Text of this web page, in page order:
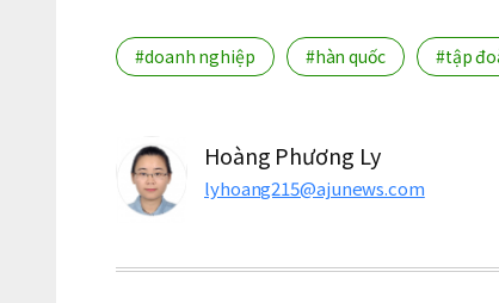
#doanh nghiệp #hàn quốc #tập
Hoàng Phương Ly
lyhoang215@ajunews.com